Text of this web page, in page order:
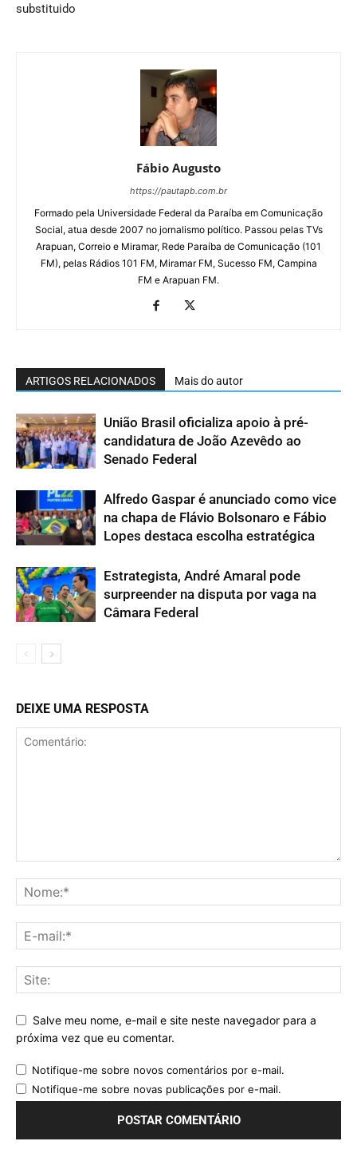
substituido
Fábio Augusto
https://pautapb.com.br
Formado pela Universidade Federal da Paraíba em Comunicação
Social, atua desde 2007 no jornalismo político. Passou pelas TVs
Arapuan, Correio e Miramar, Rede Paraíba de Comunicação (101
FM), pelas Rádios 101 FM, Miramar FM, Sucesso FM, Campina
FM e Arapuan FM.
ARTIGOS RELACIONADOS Mais do autor
União Brasil oficializa apoio à pré-
candidatura de João Azevêdo ao
Senado Federal
Alfredo Gaspar é anunciado como vice
na chapa de Flávio Bolsonaro e Fábio
Lopes destaca escolha estratégica
Estrategista, André Amaral pode
surpreender na disputa por vaga na
Câmara Federal
DEIXE UMA RESPOSTA
Salve meu nome, e-mail e site neste navegador para a
próxima vez que eu comentar.
Notifique-me sobre novos comentários por e-mail.
Notifique-me sobre novas publicações por e-mail.